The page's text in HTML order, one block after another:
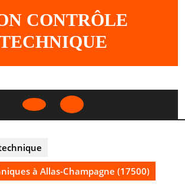
CONTRÔLE
Open
à Allas-Champagne (17500)